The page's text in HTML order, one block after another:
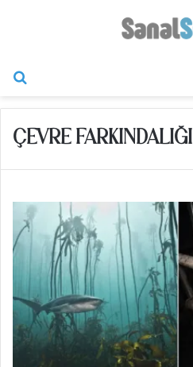
ÇEVRE FARKINDALIĞI